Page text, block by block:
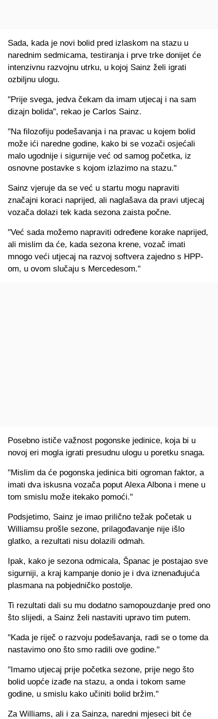
Sada, kada je novi bolid pred izlaskom na stazu u
narednim sedmicama, testiranja i prve trke donijet će
intenzivnu razvojnu utrku, u kojoj Sainz želi igrati
ozbiljnu ulogu.
"Prije svega, jedva čekam da imam utjecaj i na sam
dizajn bolida", rekao je Carlos Sainz.
"Na filozofiju podešavanja i na pravac u kojem bolid
može ići naredne godine, kako bi se vozači osjećali
malo ugodnije i sigurnije već od samog početka, iz
osnovne postavke s kojom izlazimo na stazu."
Sainz vjeruje da se već u startu mogu napraviti
značajni koraci naprijed, ali naglašava da pravi utjecaj
vozača dolazi tek kada sezona zaista počne.
"Već sada možemo napraviti određene korake naprijed,
ali mislim da će, kada sezona krene, vozač imati
mnogo veći utjecaj na razvoj softvera zajedno s HPP-
om, u ovom slučaju s Mercedesom."
Posebno ističe važnost pogonske jedinice, koja bi u
novoj eri mogla igrati presudnu ulogu u poretku snaga.
"Mislim da će pogonska jedinica biti ogroman faktor, a
imati dva iskusna vozača poput Alexa Albona i mene u
tom smislu može itekako pomoći."
Podsjetimo, Sainz je imao prilično težak početak u
Williamsu prošle sezone, prilagođavanje nije išlo
glatko, a rezultati nisu dolazili odmah.
Ipak, kako je sezona odmicala, Španac je postajao sve
sigurniji, a kraj kampanje donio je i dva iznenađujuća
plasmana na pobjedničko postolje.
Ti rezultati dali su mu dodatno samopouzdanje pred ono
što slijedi, a Sainz želi nastaviti upravo tim putem.
"Kada je riječ o razvoju podešavanja, radi se o tome da
nastavimo ono što smo radili ove godine."
"Imamo utjecaj prije početka sezone, prije nego što
bolid uopće izađe na stazu, a onda i tokom same
godine, u smislu kako učiniti bolid bržim."
Za Williams, ali i za Sainza, naredni mjeseci bit će